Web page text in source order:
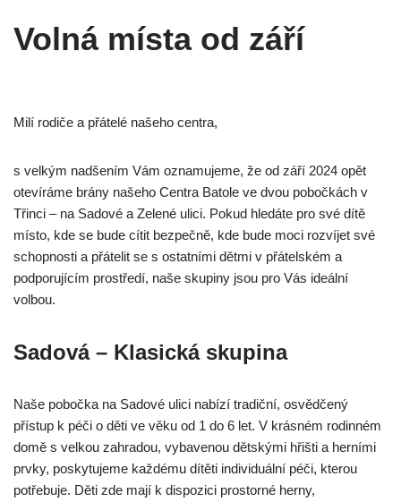
Volná místa od září
Milí rodiče a přátelé našeho centra,
s velkým nadšením Vám oznamujeme, že od září 2024 opět
otevíráme brány našeho Centra Batole ve dvou pobočkách v
Třinci – na Sadové a Zelené ulici. Pokud hledáte pro své dítě
místo, kde se bude cítit bezpečně, kde bude moci rozvíjet své
schopnosti a přátelit se s ostatními dětmi v přátelském a
podporujícím prostředí, naše skupiny jsou pro Vás ideální
volbou.
Sadová – Klasická skupina
Naše pobočka na Sadové ulici nabízí tradiční, osvědčený
přístup k péči o děti ve věku od 1 do 6 let. V krásném rodinném
domě s velkou zahradou, vybavenou dětskými hřišti a herními
prvky, poskytujeme každému dítěti individuální péči, kterou
potřebuje. Děti zde mají k dispozici prostorné herny,